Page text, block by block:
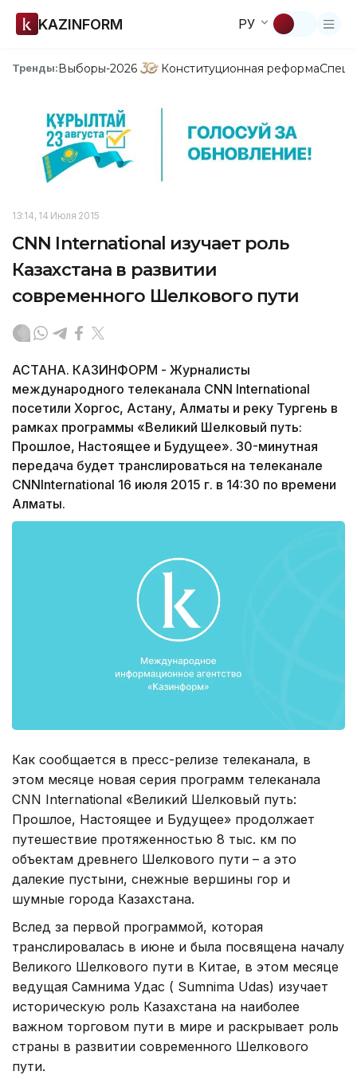
KAZINFORM РУ
Тренды:Выборы-2026 Конституционная реформа
13:14, 14 Июля 2015
CNN International изучает роль
Казахстана в развитии
современного Шелкового пути
АСТАНА. КАЗИНФОРМ - Журналисты
международного телеканала CNN International
посетили Хоргос, Астану, Алматы и реку Тургень в
рамках программы «Великий Шелковый путь:
Прошлое, Настоящее и Будущее». 30-минутная
передача будет транслироваться на телеканале
CNNInternational 16 июля 2015 г. в 14:30 по времени
Алматы.
Как сообщается в пресс-релизе телеканала, в
этом месяце новая серия программ телеканала
CNN International «Великий Шелковый путь:
Прошлое, Настоящее и Будущее» продолжает
путешествие протяженностью 8 тыс. км по
объектам древнего Шелкового пути – а это
далекие пустыни, снежные вершины гор и
шумные города Казахстана.
Вслед за первой программой, которая
транслировалась в июне и была посвящена началу
Великого Шелкового пути в Китае, в этом месяце
ведущая Самнима Удас ( Sumnima Udas) изучает
историческую роль Казахстана на наиболее
важном торговом пути в мире и раскрывает роль
страны в развитии современного Шелкового
пути.